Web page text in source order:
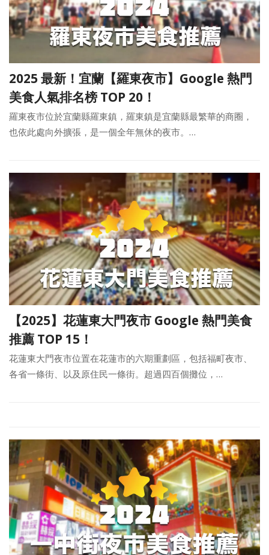
2025 最新！宜蘭【羅東夜市】Google 熱門
美食人氣排名榜 TOP 20！
羅東夜市位於宜蘭縣羅東鎮，羅東鎮是宜蘭縣最繁華的商圈，
也依此處向外擴張，是一個全年無休的夜市。…
【2025】花蓮東大門夜市 Google 熱門美食
推薦 TOP 15！
花蓮東大門夜市位置在花蓮市的六期重劃區，包括福町夜市、
各省一條街、以及原住民一條街。超過四百個攤位，…